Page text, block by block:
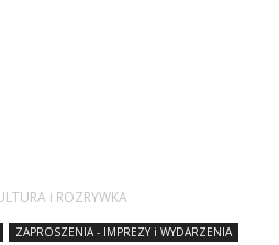
i ROZRYWKA
ZAPROSZENIA - IMPREZY i WYDARZENIA